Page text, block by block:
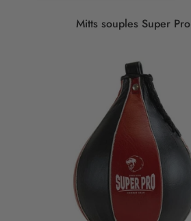
Mitts souples Super Pro